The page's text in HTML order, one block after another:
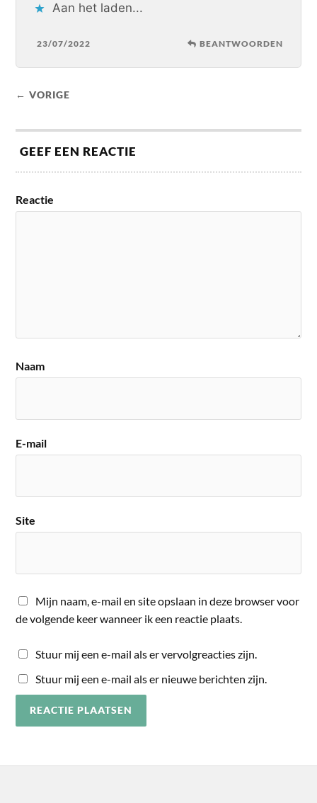
Aan het laden...
23/07/2022 BEANTWOORDEN
← VORIGE
GEEF EEN REACTIE
Reactie
Naam
E-mail
Site
Mijn naam, e-mail en site opslaan in deze browser voor
de volgende keer wanneer ik een reactie plaats.
Stuur mij een e-mail als er vervolgreacties zijn.
Stuur mij een e-mail als er nieuwe berichten zijn.